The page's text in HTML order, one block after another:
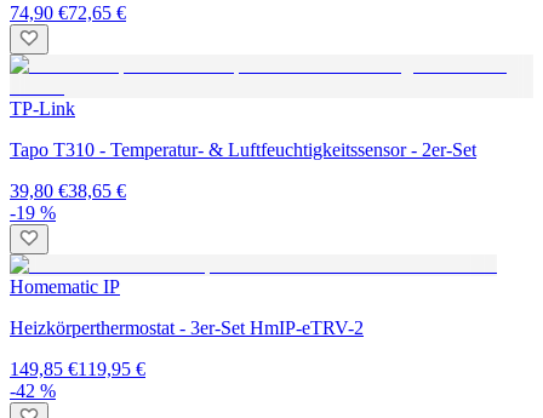
74,90 €72,65 €
TP-Link
Tapo T310 - Temperatur- & Luftfeuchtigkeitssensor - 2er-Set
39,80 €38,65 €
-19 %
Homematic IP
Heizkörperthermostat - 3er-Set HmIP-eTRV-2
149,85 €119,95 €
-42 %